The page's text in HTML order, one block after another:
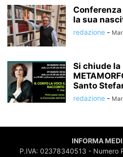
la sua
redazione -
Si chiude la
Santo
redazione -
INFORMA
P.IVA: 02378340513 - Numero